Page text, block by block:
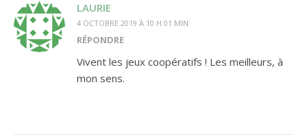
LAURIE
4 OCTOBRE 2019 À 10 H 01 MIN
RÉPONDRE
Vivent les jeux coopératifs ! Les meilleurs, à
mon sens.